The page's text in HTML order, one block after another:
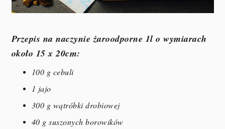
Przepis na naczynie żaroodporne 1l o wymiarach
około 15 x 20cm:
100 g cebuli
1 jajo
300 g wątróbki drobiowej
40 g suszonych borowików